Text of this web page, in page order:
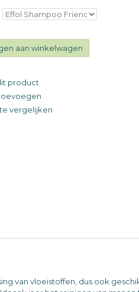
aan winkelwagen
product
vergelijken
van vloeistoffen, dus ook